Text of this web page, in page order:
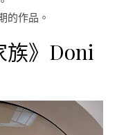
的作品。
族》Doni